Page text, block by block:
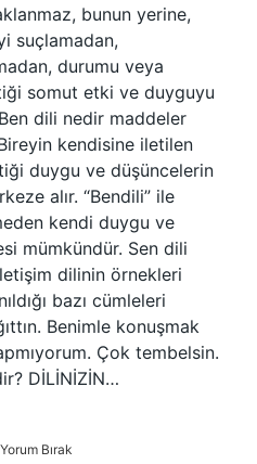
bunun yerine,
suçlamadan,
durumu veya
somut etki ve duyguyu
dili nedir maddeler
kendisine iletilen
duygu ve düşüncelerin
alır. “Bendili” ile
kendi duygu ve
mümkündür. Sen dili
dilinin örnekleri
bazı cümleleri
Benimle konuşmak
Çok tembelsin.
DİLİNİZİN…
Yorum Bırak